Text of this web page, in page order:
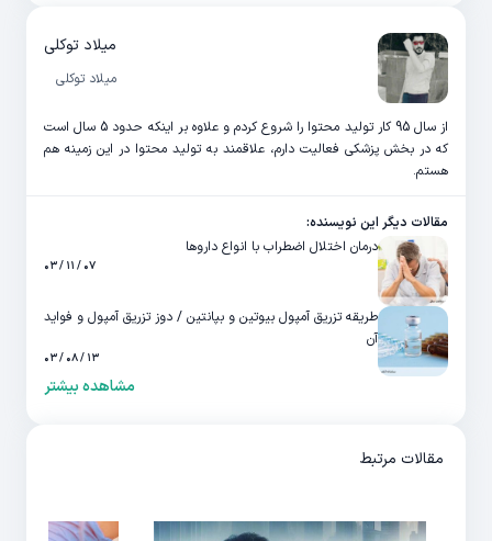
میلاد توکلی
میلاد توکلی
از سال 95 کار تولید محتوا را شروع کردم و علاوه بر اینکه حدود 5 سال است
که در بخش پزشکی فعالیت دارم، علاقمند به تولید محتوا در این زمینه هم
هستم.
مقالات دیگر این نویسنده:
درمان اختلال اضطراب با انواع داروها
۰۷ / ۱۱ / ۰۳
طریقه تزریق آمپول بیوتین و بپانتین / دوز تزریق آمپول و فواید
آن
۱۳ / ۰۸ / ۰۳
مشاهده بیشتر
مقالات مرتبط